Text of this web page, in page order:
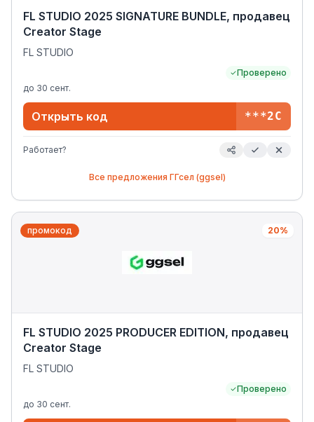
FL STUDIO 2025 SIGNATURE BUNDLE, продавец
Creator Stage
FL STUDIO
Проверено
до 30 сент.
Открыть код ***2C
Работает?
Все предложения ГГсел (ggsel)
промокод 20%
FL STUDIO 2025 PRODUCER EDITION, продавец
Creator Stage
FL STUDIO
Проверено
до 30 сент.